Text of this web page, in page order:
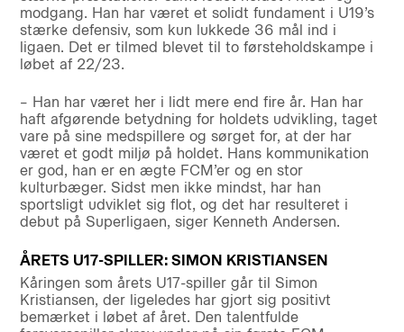
modgang. Han har været et solidt fundament i U19’s
stærke defensiv, som kun lukkede 36 mål ind i
ligaen. Det er tilmed blevet til to førsteholdskampe i
løbet af 22/23.
– Han har været her i lidt mere end fire år. Han har
haft afgørende betydning for holdets udvikling, taget
vare på sine medspillere og sørget for, at der har
været et godt miljø på holdet. Hans kommunikation
er god, han er en ægte FCM’er og en stor
kulturbæger. Sidst men ikke mindst, har han
sportsligt udviklet sig flot, og det har resulteret i
debut på Superligaen, siger Kenneth Andersen.
ÅRETS U17-SPILLER: SIMON KRISTIANSEN
Kåringen som årets U17-spiller går til Simon
Kristiansen, der ligeledes har gjort sig positivt
bemærket i løbet af året. Den talentfulde